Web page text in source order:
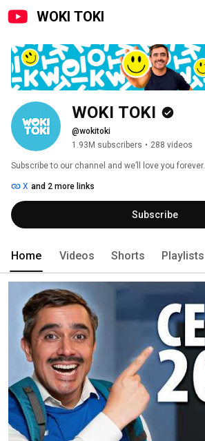
WOKI TOKI
WOKI TOKI
@wokitoki
1.93M subscribers • 288 videos
Subscribe to our channel and we’ll love you forever.
X and 2 more links
Subscribe
Home Videos Shorts Playlists